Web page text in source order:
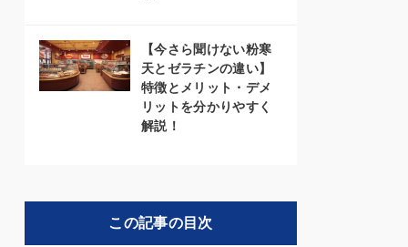
【今さら聞けない粉寒
天とゼラチンの違い】
特徴とメリット・デメ
リットを分かりやすく
解説！
この記事の目次